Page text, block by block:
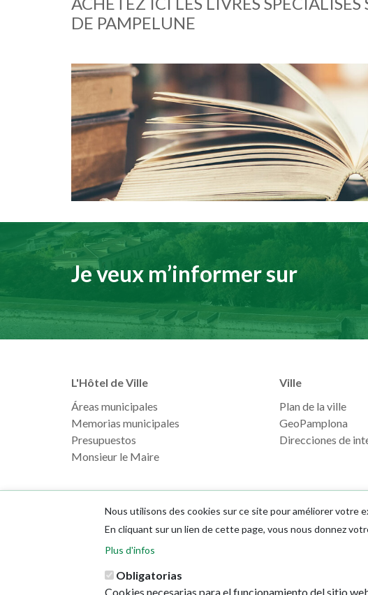
DE PAMPELUNE
Imagen
Je veux m’informer sur
L'Hôtel de Ville
Áreas municipales
Memorias municipales
Presupuestos
Monsieur le Maire
Ville
Plan de la ville
GeoPamplona
Direcciones de
Nous utilisons des cookies sur ce site pour améliorer votre
En cliquant sur un lien de cette page, vous nous donnez
Plus d'infos
Obligatorias
Cookies necesarias para el funcionamiento del sitio